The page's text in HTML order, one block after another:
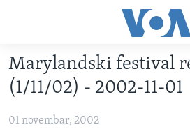
glavni
sadržaj
Pređi
na
TV PROGRAM
VIDEO
FOTOGRAFIJE DANA
Marylandski festival
(1/11/02) - 2002-11-01
01 novembar, 2002